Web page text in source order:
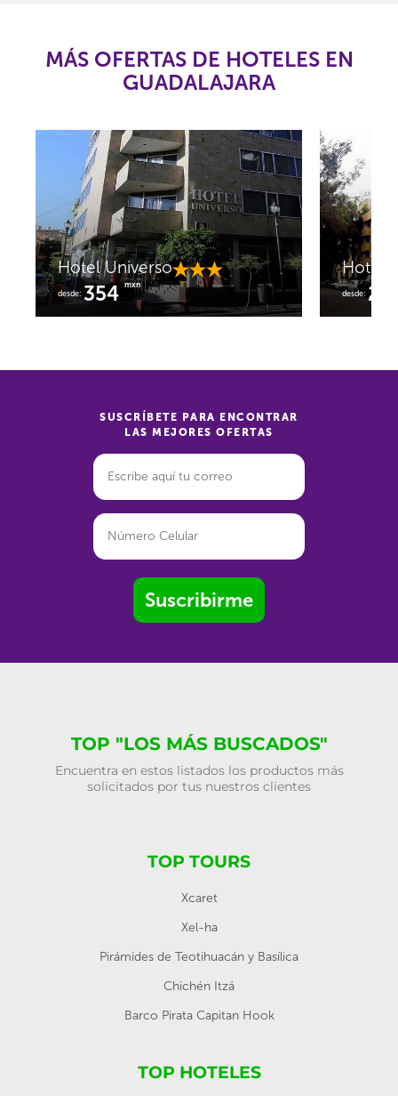
MÁS OFERTAS DE HOTELES EN
GUADALAJARA
Hotel Universo
desde: 354 mxn
Hotel
desde:
SUSCRÍBETE PARA ENCONTRAR
LAS MEJORES OFERTAS
Suscribirme
TOP "LOS MÁS BUSCADOS"
Encuentra en estos listados los productos más
solicitados por tus nuestros clientes
TOP TOURS
Xcaret
Xel-ha
Pirámides de Teotihuacán y Basílica
Chichén Itzá
Barco Pirata Capitan Hook
TOP HOTELES